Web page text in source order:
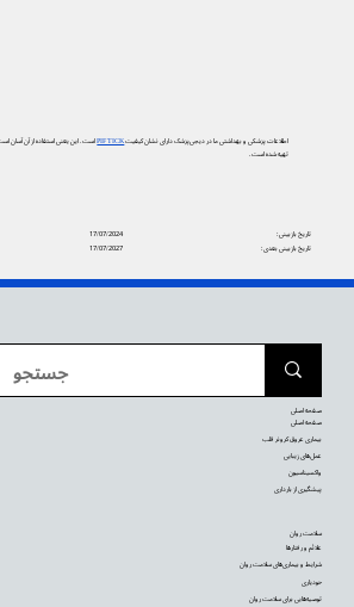
اطلاعات پزشکی و بهداشتی ما در دیجی‌پزشک دارای نشان کیفیتPIF TICKاست. این یعنی استفاده از آن آسان
تهیه شده است.
17/07/2024
تاریخ بازبینی:
17/07/2027
تاریخ بازبینی بعدی:
سلامت روان
علائم و رفتارها
شرایط و بیماری‌های سلامت روان
خودیاری
توصیه‌‌هایی برای سلامت روان
صفحه اصلی
صفحه اصلی
بیماری عروق کرونر قلب
عمل‌های زیبایی
واکسیناسیون
پیشگیری از بارداری